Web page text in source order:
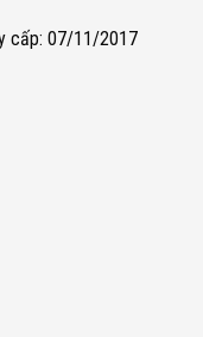
cấp: 07/11/2017